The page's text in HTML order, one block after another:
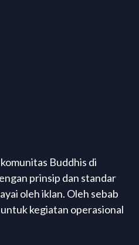
Buddhis di
prinsip dan standar
oleh iklan. Oleh sebab
kegiatan operasional